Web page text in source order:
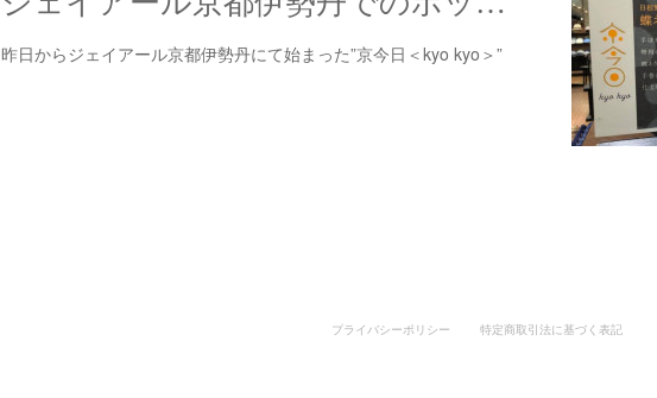
昨日からジェイアール京都伊勢丹にて始まった”京今日＜kyo kyo＞”
プライバシーポリシー 特定商取引法に基づく表記